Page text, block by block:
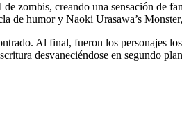
zombis, creando una sensación de
de humor y Naoki Urasawa’s
Al final, fueron los personajes
desvaneciéndose en segundo